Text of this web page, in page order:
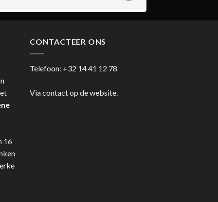
16
CONTACTEER ONS
Telefoon: +32 14 41 12 78
Via contact op de website.